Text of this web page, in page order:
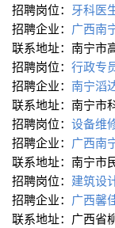
招聘岗位： 牙科医
招聘企业： 广西南
联系地址：南宁市
招聘岗位： 行政专
招聘企业： 南宁滔
联系地址：南宁市
招聘岗位： 设备维
招聘企业： 广西南
联系地址：南宁市
招聘岗位： 建筑设
招聘企业： 广西馨
联系地址：广西省